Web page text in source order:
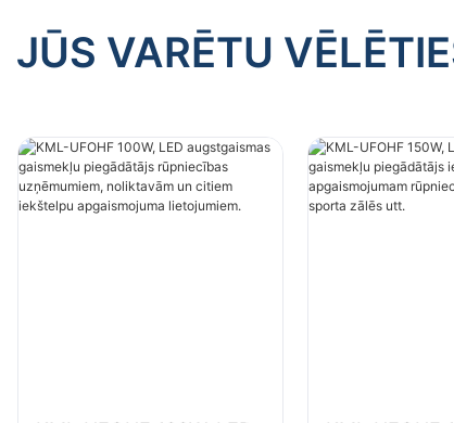
JŪS VARĒTU